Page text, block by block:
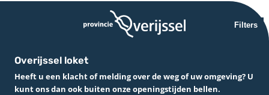
Filters
Overijssel loket
Heeft u een klacht of melding over de weg of uw omgeving? U
kunt ons dan ook buiten onze openingstijden bellen.